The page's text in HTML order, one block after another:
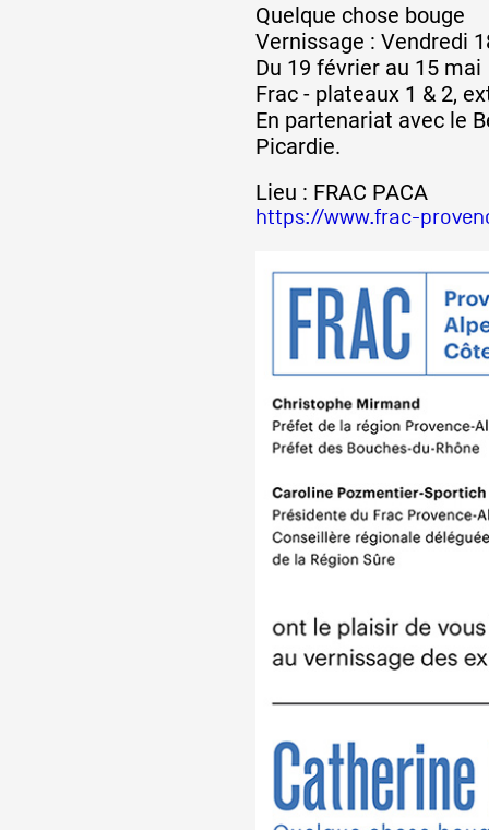
Quelque chose bouge
Vernissage : Vendredi
Du 19 février au 15 mai
Frac - plateaux 1 & 2,
En partenariat avec le
Picardie.
Lieu : FRAC PACA
https://www.frac-